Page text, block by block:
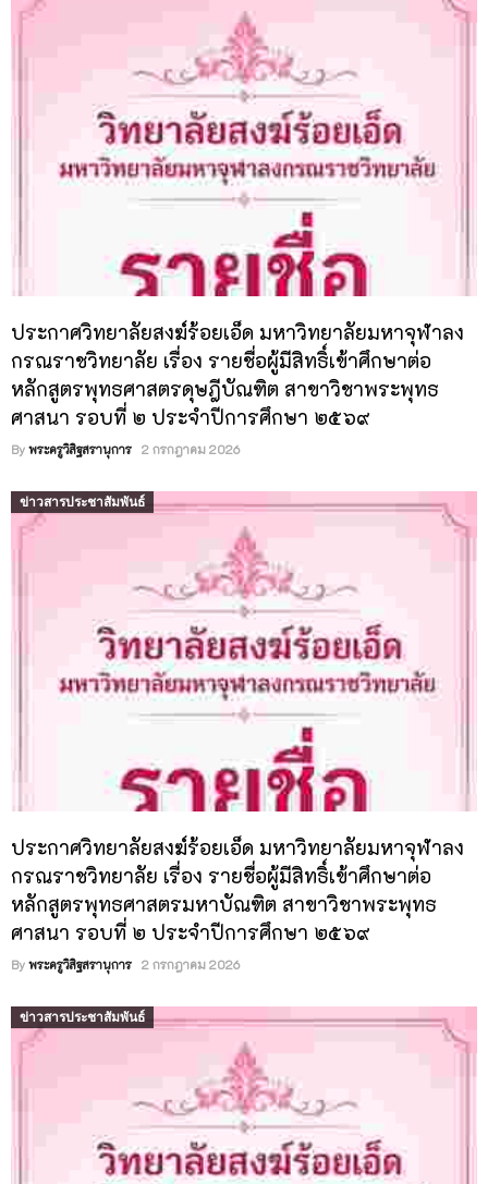
ประกาศวิทยาลัยสงฆ์ร้อยเอ็ด มหาวิทยาลัยมหาจุฬาลง
กรณราชวิทยาลัย เรื่อง รายชื่อผู้มีสิทธิ์เข้าศึกษาต่อ
หลักสูตรพุทธศาสตรดุษฎีบัณฑิต สาขาวิชาพระพุทธ
ศาสนา รอบที่ ๒ ประจำปีการศึกษา ๒๕๖๙
By พระครูวิสิฐสรานุการ 2 กรกฎาคม 2026
ข่าวสารประชาสัมพันธ์
ประกาศวิทยาลัยสงฆ์ร้อยเอ็ด มหาวิทยาลัยมหาจุฬาลง
กรณราชวิทยาลัย เรื่อง รายชื่อผู้มีสิทธิ์เข้าศึกษาต่อ
หลักสูตรพุทธศาสตรมหาบัณฑิต สาขาวิชาพระพุทธ
ศาสนา รอบที่ ๒ ประจำปีการศึกษา ๒๕๖๙
By พระครูวิสิฐสรานุการ 2 กรกฎาคม 2026
ข่าวสารประชาสัมพันธ์